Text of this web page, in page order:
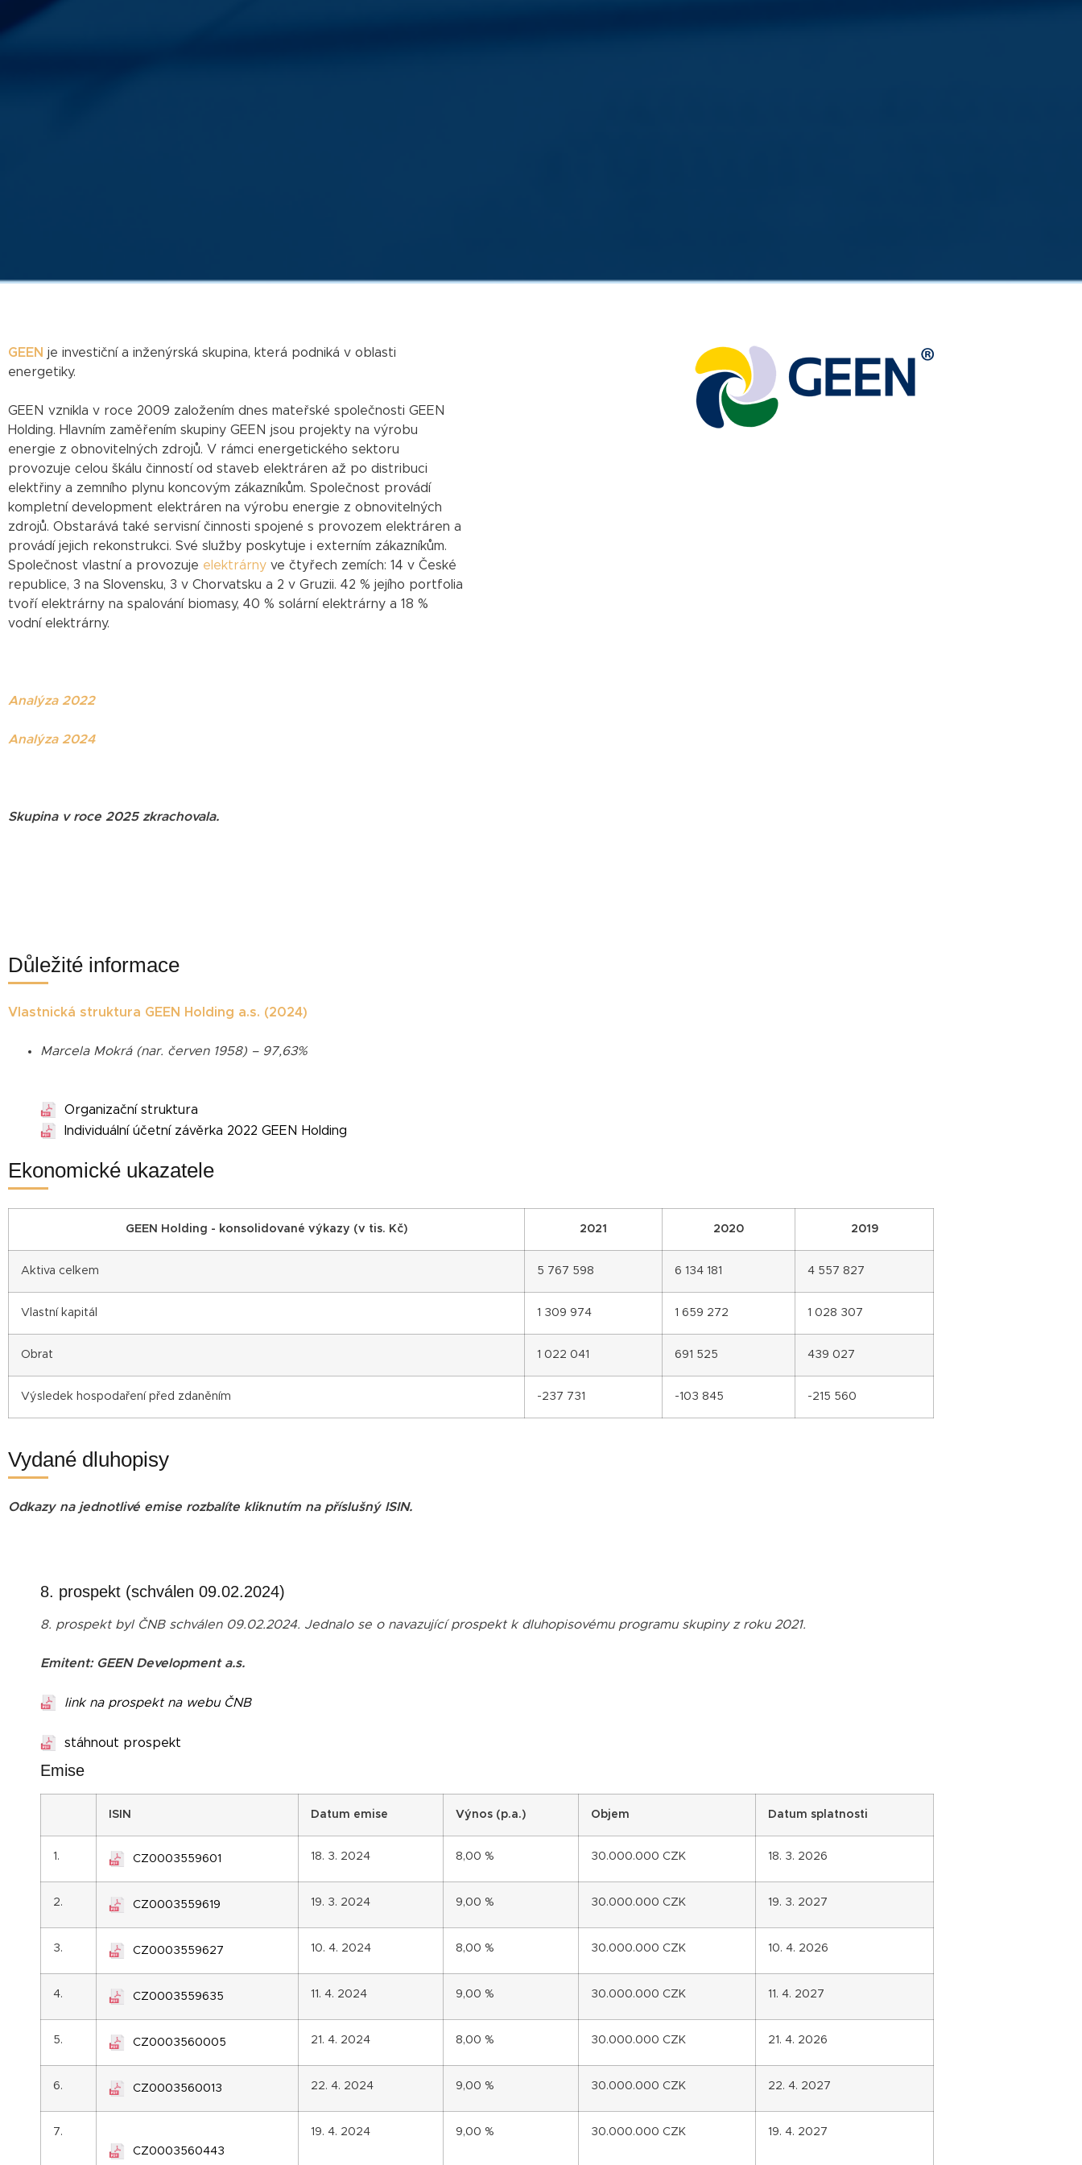
GEEN je investiční a inženýrská skupina, která podniká v oblasti
energetiky.
GEEN vznikla v roce 2009 založením dnes mateřské společnosti GEEN
Holding. Hlavním zaměřením skupiny GEEN jsou projekty na výrobu
energie z obnovitelných zdrojů. V rámci energetického sektoru
provozuje celou škálu činností od staveb elektráren až po distribuci
elektřiny a zemního plynu koncovým zákazníkům. Společnost provádí
kompletní development elektráren na výrobu energie z obnovitelných
zdrojů. Obstarává také servisní činnosti spojené s provozem elektráren a
provádí jejich rekonstrukci. Své služby poskytuje i externím zákazníkům.
Společnost vlastní a provozuje elektrárny ve čtyřech zemích: 14 v České
republice, 3 na Slovensku, 3 v Chorvatsku a 2 v Gruzii. 42 % jejího portfolia
tvoří elektrárny na spalování biomasy, 40 % solární elektrárny a 18 %
vodní elektrárny.
Analýza 2022
Analýza 2024
Skupina v roce 2025 zkrachovala.
Důležité informace
Vlastnická struktura GEEN Holding a.s. (2024)
Marcela Mokrá (nar. červen 1958) – 97,63%
Organizační struktura
Individuální účetní závěrka 2022 GEEN Holding
Ekonomické ukazatele
GEEN Holding - konsolidované výkazy (v tis. Kč) 2021 2020 2019
Aktiva celkem 5 767 598 6 134 181 4 557 827
Vlastní kapitál 1 309 974 1 659 272 1 028 307
Obrat 1 022 041 691 525 439 027
Výsledek hospodaření před zdaněním -237 731 -103 845 -215 560
Vydané dluhopisy
Odkazy na jednotlivé emise rozbalíte kliknutím na příslušný ISIN.
8. prospekt (schválen 09.02.2024)
8. prospekt byl ČNB schválen 09.02.2024. Jednalo se o navazující prospekt k dluhopisovému programu skupiny z roku 2021.
Emitent: GEEN Development a.s.
link na prospekt na webu ČNB
stáhnout prospekt
Emise
SIN Datum emise Výnos (p.a.) Objem Datum splatnosti
1. CZ0003559601 18. 3. 2024 8,00 % 30.000.000 CZK 18. 3. 2026
2. CZ0003559619 19. 3. 2024 9,00 % 30.000.000 CZK 19. 3. 2027
3. CZ0003559627 10. 4. 2024 8,00 % 30.000.000 CZK 10. 4. 2026
4. CZ0003559635 11. 4. 2024 9,00 % 30.000.000 CZK 11. 4. 2027
5. CZ0003560005 21. 4. 2024 8,00 % 30.000.000 CZK 21. 4. 2026
6. CZ0003560013 22. 4. 2024 9,00 % 30.000.000 CZK 22. 4. 2027
7.
CZ0003560443
19. 4. 2024 9,00 % 30.000.000 CZK 19. 4. 2027